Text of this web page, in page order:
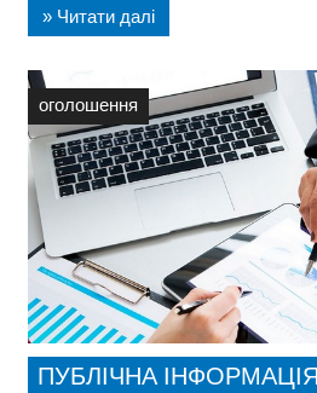
» Читати далі
оголошення
ПУБЛІЧНА ІНФОРМАЦІЯ